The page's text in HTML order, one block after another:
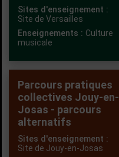
Sites d'enseignement :
Site de Versailles
Enseignements : Culture
musicale
Parcours pratiques
collectives Jouy-en-
Josas - parcours
alternatifs
Sites d'enseignement :
Site de Jouy-en-Josas